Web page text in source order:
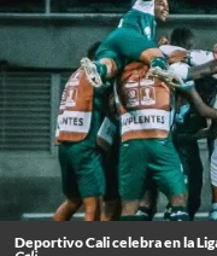
Deportivo Cali celebra en la